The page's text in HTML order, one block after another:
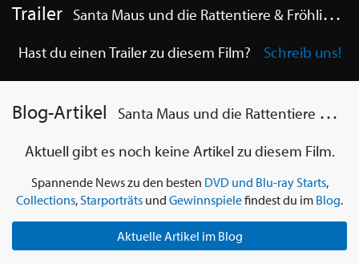
Trailer Santa Maus und die Rattentiere & Fröhliche Weihnachten, häßliches Entlein
Hast du einen Trailer zu diesem Film? Schreib uns!
Blog-Artikel
Santa Maus und die Rattentiere & Fröhliche Weihnachten, häßliches Entlein
Aktuell gibt es noch keine Artikel zu diesem Film.
Spannende News zu den besten DVD und Blu-ray Starts,
Collections,Starporträts und Gewinnspielefindest du im Blog.
Aktuelle Artikel im Blog